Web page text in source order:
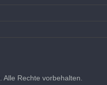
. Alle Rechte vorbehalten.